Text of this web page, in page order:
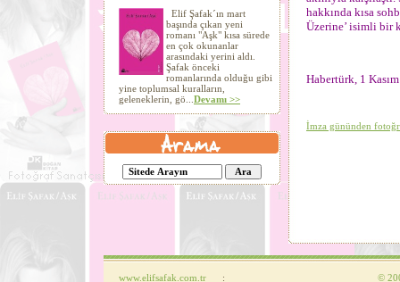
Elif Şafak´ın mart
başında çıkan yeni
romanı "Aşk" kısa sürede
en çok okunanlar
arasındaki yerini aldı.
Şafak önceki
romanlarında olduğu gibi
yine toplumsal kuralların,
geleneklerin, gö... Devamı >>
hakkında kısa
Üzerine’ isimli bir
Habertürk, 1
İmza gününden
www.elifsafak.com.tr : ©